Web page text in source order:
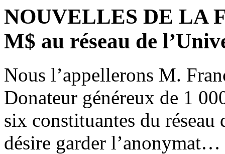
NOUVELLES DE LA
M$ au réseau de
Nous l’appellerons M.
Donateur généreux de 1
six constituantes du
désire garder l’anonymat…